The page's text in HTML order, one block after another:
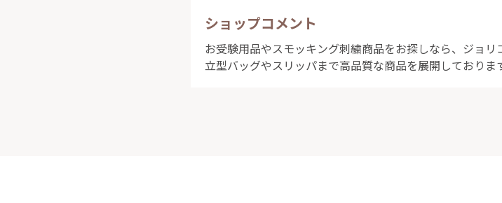
ジョリコムアンクールは、丁寧な手仕事から生ま
ショップコメント
お受験用品やスモッキング刺繍商品をお探しなら、ジョ
立型バッグやスリッパまで高品質な商品を展開しておりま